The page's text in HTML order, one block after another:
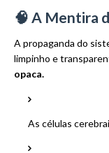
🧠 A Mentira
A propaganda do
limpinho e
opaca.
As células